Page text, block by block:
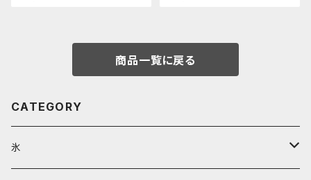
商品一覧に戻る
CATEGORY
氷